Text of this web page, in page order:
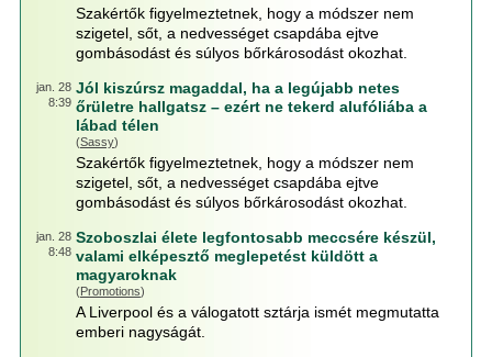
Szakértők figyelmeztetnek, hogy a módszer nem
szigetel, sőt, a nedvességet csapdába ejtve
gombásodást és súlyos bőrkárosodást okozhat.
jan. 28
8:39
Jól kiszúrsz magaddal, ha a legújabb netes
őrületre hallgatsz – ezért ne tekerd alufóliába a
lábad télen
(Sassy)
Szakértők figyelmeztetnek, hogy a módszer nem
szigetel, sőt, a nedvességet csapdába ejtve
gombásodást és súlyos bőrkárosodást okozhat.
jan. 28
8:48
Szoboszlai élete legfontosabb meccsére készül,
valami elképesztő meglepetést küldött a
magyaroknak
(Promotions)
A Liverpool és a válogatott sztárja ismét megmutatta
emberi nagyságát.